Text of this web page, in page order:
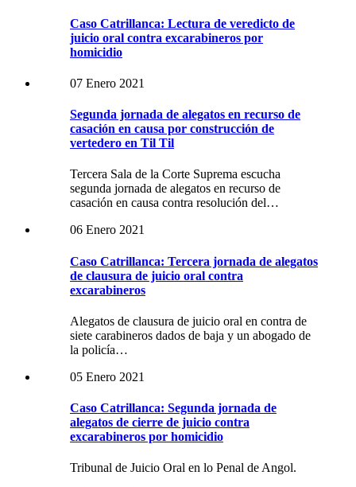
Caso Catrillanca: Lectura de veredicto de
juicio oral contra excarabineros por
homicidio
07 Enero 2021
Segunda jornada de alegatos en recurso de
casación en causa por construcción de
vertedero en Til Til
Tercera Sala de la Corte Suprema escucha
segunda jornada de alegatos en recurso de
casación en causa contra resolución del…
06 Enero 2021
Caso Catrillanca: Tercera jornada de alegatos
de clausura de juicio oral contra
excarabineros
Alegatos de clausura de juicio oral en contra de
siete carabineros dados de baja y un abogado de
la policía…
05 Enero 2021
Caso Catrillanca: Segunda jornada de
alegatos de cierre de juicio contra
excarabineros por homicidio
Tribunal de Juicio Oral en lo Penal de Angol.